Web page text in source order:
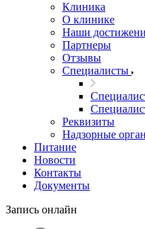
Клиника
О клинике
Наши
Партнеры
Отзывы
Специалисты
Реквизиты
Надзорные
Питание
Новости
Контакты
Документы
Запись онлайн